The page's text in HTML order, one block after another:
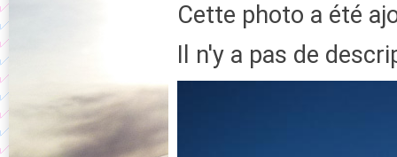
Cette photo a été
Il n'y a pas de